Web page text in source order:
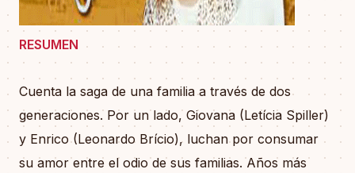
RESUMEN
Cuenta la saga de una familia a través de dos
generaciones. Por un lado, Giovana (Letícia Spiller)
y Enrico (Leonardo Brício), luchan por consumar
su amor entre el odio de sus familias. Años más